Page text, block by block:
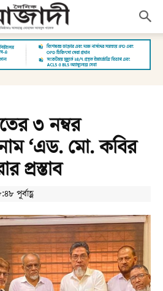
৩ নম্বর
‘এড. মো. কবির
প্রস্তাব
পূর্বাহ্ণ